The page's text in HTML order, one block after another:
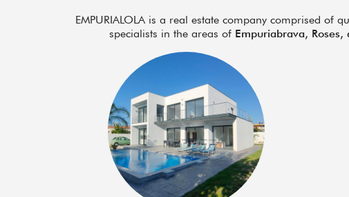
EMPURIALOLA is a real estate company comprised of
specialists in the areas of Empuriabrava,